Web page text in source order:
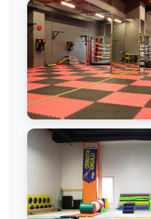
Basketbol Tesisi
Boks Salonu